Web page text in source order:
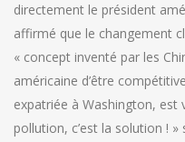
directement le président
affirmé que le changement
« concept inventé par les
américaine d’être
expatriée à Washington, est
pollution, c’est la solution !